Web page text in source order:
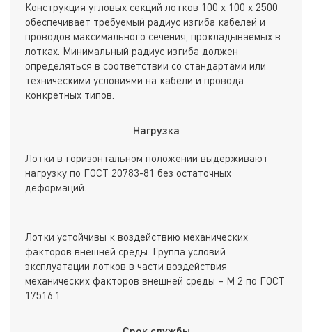
Конструкция угловых секций лотков 100 х 100 х 2500
обеспечивает требуемый радиус изгиба кабелей и
проводов максимального сечения, прокладываемых в
лотках. Минимальный радиус изгиба должен
определяться в соответствии со стандартами или
техническими условиями на кабели и провода
конкретных типов.
Нагрузка
Лотки в горизонтальном положении выдерживают
нагрузку по ГОСТ 20783-81 без остаточных
деформаций.
Лотки устойчивы к воздействию механических
факторов внешней среды. Группа условий
эксплуатации лотков в части воздействия
механических факторов внешней среды – М 2 по ГОСТ
17516.1